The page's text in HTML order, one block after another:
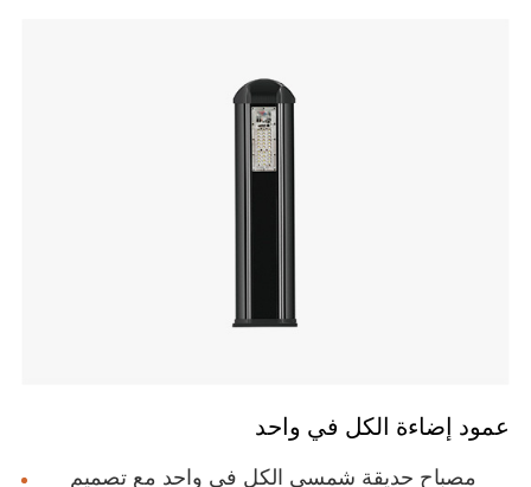
عمود إضاءة الكل في واحد
مصباح حديقة شمسي الكل في واحد مع تصميم